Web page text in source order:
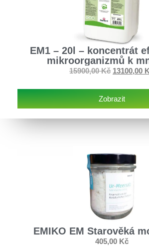
EM1 – 20l – koncentrát
mikroorganizmů k
15900,00Kč 13100,00
Zobrazit
EMIKO EM Starověká
405,00 Kč